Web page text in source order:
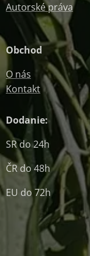
Autorské práva
Obchod
O nás
Kontakt
Dodanie:
SR do 24h
ČR do 48h
EU do 72h